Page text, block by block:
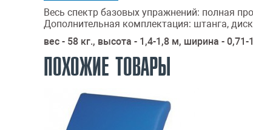
Весь спектр базовых упражнений: полная
Дополнительная комплектация: штанга,
вес - 58 кг., высота - 1,4-1,8 м, ширина -
ПОХОЖИЕ ТОВАРЫ